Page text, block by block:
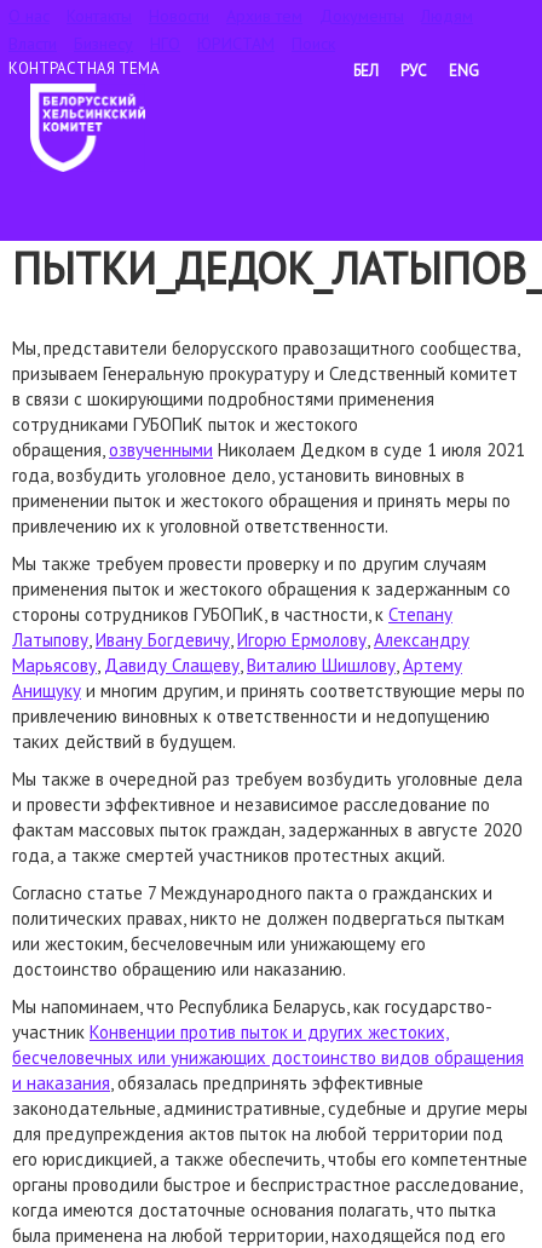
БЕЛ РУС ENG
Мы, представители белорусского правозащитного сообщества,
призываем Генеральную прокуратуру и Следственный комитет
в связи с шокирующими подробностями применения
сотрудниками ГУБОПиК пыток и жестокого
обращения,озвученными Николаем Дедком в суде 1 июля 2021
года, возбудить уголовное дело, установить виновных в
применении пыток и жестокого обращения и принять меры по
привлечению их к уголовной ответственности.
Мы также требуем провести проверку и по другим случаям
применения пыток и жестокого обращения к задержанным со
стороны сотрудников ГУБОПиК, в частности, к Степану
Латыпову,Ивану Богдевичу,Игорю Ермолову,Александру
Марьясову, Давиду Слащеву,Виталию Шишлову,Артему
Анищуку и многим другим, и принять соответствующие меры по
привлечению виновных к ответственности и недопущению
таких действий в будущем.
Мы также в очередной раз требуем возбудить уголовные дела
и провести эффективное и независимое расследование по
фактам массовых пыток граждан, задержанных в августе 2020
года, а также смертей участников протестных акций.
Согласно статье 7 Международного пакта о гражданских и
политических правах, никто не должен подвергаться пыткам
или жестоким, бесчеловечным или унижающему его
достоинство обращению или наказанию.
Мы напоминаем, что Республика Беларусь, как государство-
участник Конвенции против пыток и других жестоких,
бесчеловечных или унижающих достоинство видов обращения
и наказания, обязалась предпринять эффективные
законодательные, административные, судебные и другие меры
для предупреждения актов пыток на любой территории под
его юрисдикцией, а также обеспечить, чтобы его компетентные
органы проводили быстрое и беспристрастное расследование,
когда имеются достаточные основания полагать, что пытка
была применена на любой территории, находящейся под его